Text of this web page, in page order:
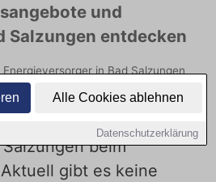
Alle Cookies ablehnen
Datenschutzerklärung
und
Salzungen entdecken
in Bad Salzungen
Entdecken Sie freie Optionen
Sie sich noch heute.
beim
gibt es keine